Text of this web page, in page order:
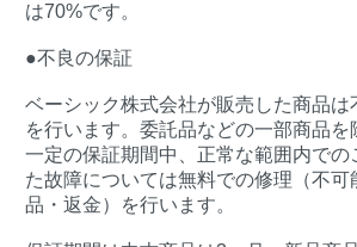
は70%です。
●不良の保証
ベーシック株式会社が販売した商品は
を行います。委託品などの一部商品を
一定の保証期間中、正常な範囲内での
た故障については無料での修理（不可
品・返金）を行います。